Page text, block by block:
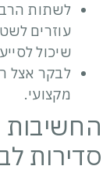
לשתות
עוזרים
שיכול
לבקר אצל
מקצועי.
החשיבות
סדירות